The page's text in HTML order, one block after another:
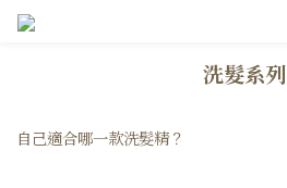
洗髮系列
自己適合哪一款洗髮精？